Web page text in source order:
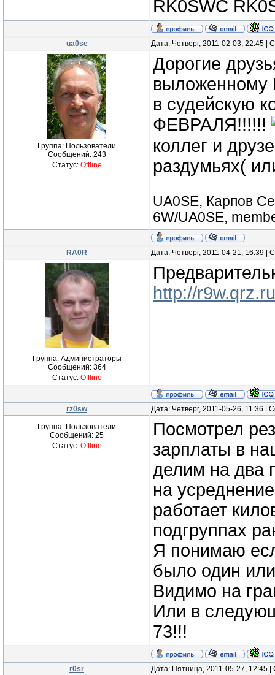
RK0SWC
ua0se Дата: Четверг, 2011-02-03, 22:45 |
Группа: Пользователи
Сообщений: 243
Статус: Offline
Дорогие
выложенному
в судейскую
ФЕВРАЛЯ!!!!!!
коллег и
раздумьях(
UA0SE, Карпов
6W/UA0SE,
RA0R Дата: Четверг, 2011-04-21, 16:39 |
Группа: Администраторы
Сообщений: 364
Статус: Offline
http://
rz0sw Дата: Четверг, 2011-05-26, 11:36 |
Группа: Пользователи
Сообщений: 25
Статус: Offline
Посмотрел
зарплаты в
делим на два
на
работает
подгруппах
Я понимаю
было один
Видимо на
Или в
73!!!
r0sr Дата: Пятница, 2011-05-27, 12:45